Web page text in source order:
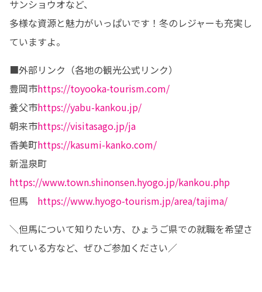
サンショウオなど、
多様な資源と魅力がいっぱいです！冬のレジャーも充実し
ていますよ。
■外部リンク（各地の観光公式リンク）
豊岡市https://toyooka-tourism.com/
養父市https://yabu-kankou.jp/
朝来市https://visitasago.jp/ja
香美町https://kasumi-kanko.com/
新温泉町
https://www.town.shinonsen.hyogo.jp/kankou.php
但馬 https://www.hyogo-tourism.jp/area/tajima/
＼但馬について知りたい方、ひょうご県での就職を希望さ
れている方など、ぜひご参加ください／